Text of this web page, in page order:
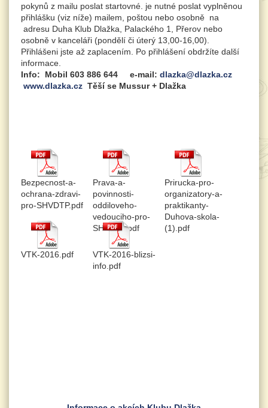
pokynů z mailu poslat startovné. je nutné poslat vyplněnou
přihlášku (viz níže) mailem, poštou nebo osobně na
adresu Duha Klub Dlažka, Palackého 1, Přerov nebo
osobně v kanceláři (pondělí či úterý 13,00-16,00).
Přihlášeni jste až zaplacením. Po přihlášení obdržíte další
informace.
Info: Mobil 603 886 644 e-mail: dlazka@dlazka.cz
www.dlazka.cz Těší se Mussur + Dlažka
Bezpecnost-a-
ochrana-zdravi-
pro-SHVDTP.pdf
Prava-a-
povinnosti-
oddiloveho-
vedouciho-pro-
SHVDTP.pdf
Prirucka-pro-
organizatory-a-
praktikanty-
Duhova-skola-
(1).pdf
VTK-2016.pdf
VTK-2016-blizsi-
info.pdf